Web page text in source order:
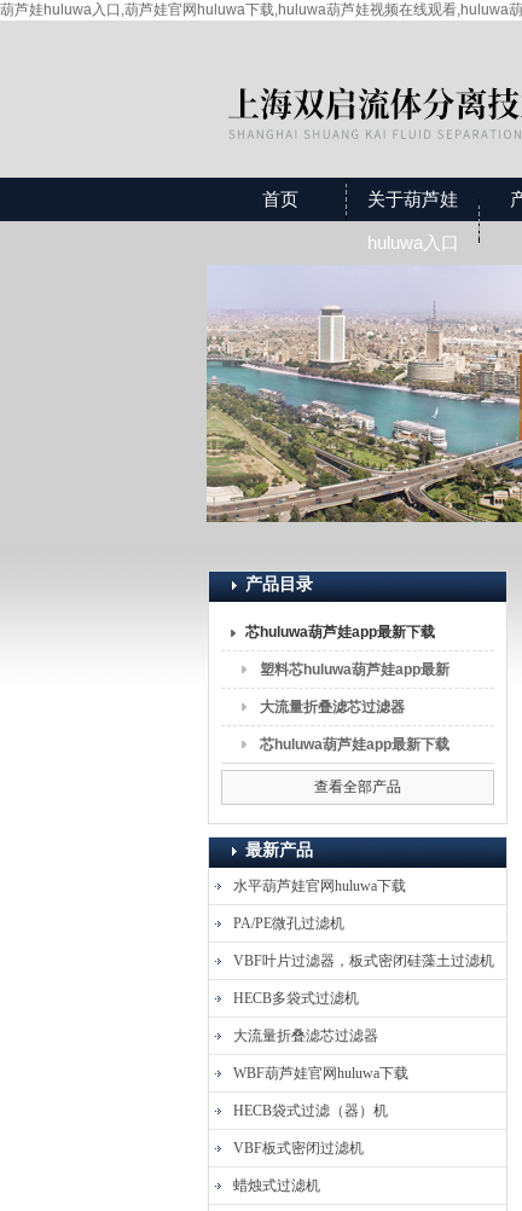
葫芦娃huluwa入口,葫芦娃官网huluwa下载,huluwa葫芦娃视频在线观看,huluwa
上海葫芦娃huluwa入口流体分离技术有限公司
首页 关于葫芦娃
huluwa入口
产品目录
芯huluwa葫芦娃app最新下载
塑料芯huluwa葫芦娃app最新
下载
大流量折叠滤芯过滤器
芯huluwa葫芦娃app最新下载
查看全部产品
最新产品
水平葫芦娃官网huluwa下载
PA/PE微孔过滤机
VBF叶片过滤器，板式密闭硅藻土过滤机
HECB多袋式过滤机
大流量折叠滤芯过滤器
WBF葫芦娃官网huluwa下载
HECB袋式过滤（器）机
VBF板式密闭过滤机
蜡烛式过滤机